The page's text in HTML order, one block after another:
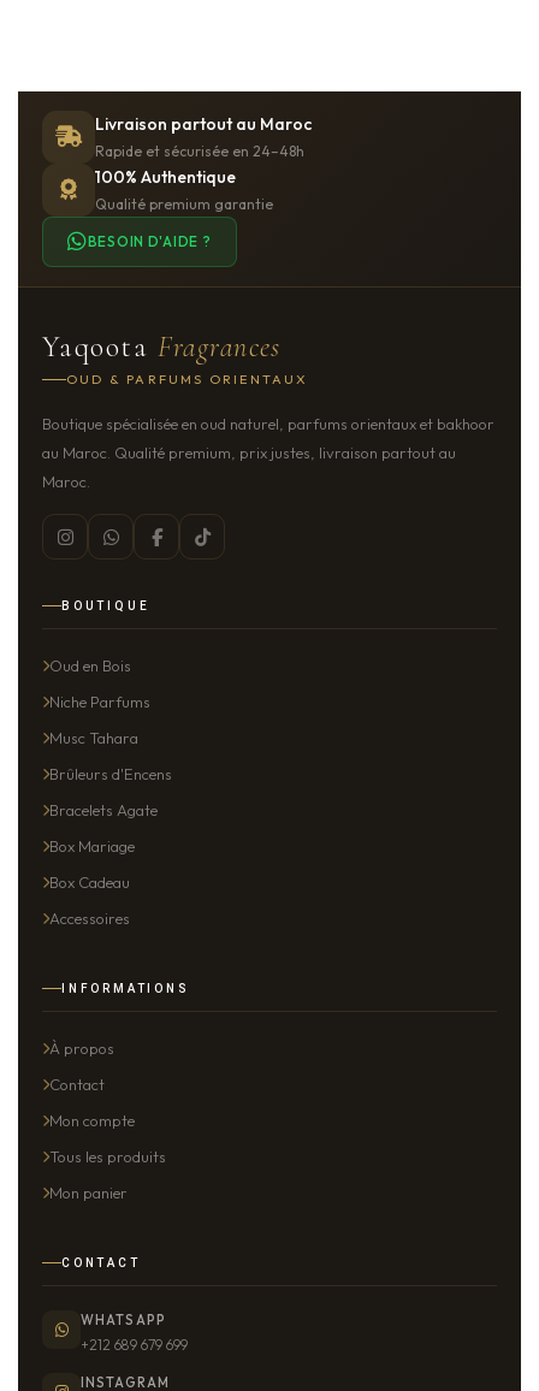
Livraison partout au Maroc
Rapide et sécurisée en 24–48h
100% Authentique
Qualité premium garantie
BESOIN D'AIDE ?
Yaqoota Fragrances
OUD & PARFUMS ORIENTAUX
Boutique spécialisée en oud naturel, parfums orientaux et bakhoor
au Maroc. Qualité premium, prix justes, livraison partout au
Maroc.
BOUTIQUE
Oud en Bois
Niche Parfums
Musc Tahara
Brûleurs d'Encens
Bracelets Agate
Box Mariage
Box Cadeau
Accessoires
INFORMATIONS
À propos
Contact
Mon compte
Tous les produits
Mon panier
CONTACT
WHATSAPP
+212 689 679 699
INSTAGRAM